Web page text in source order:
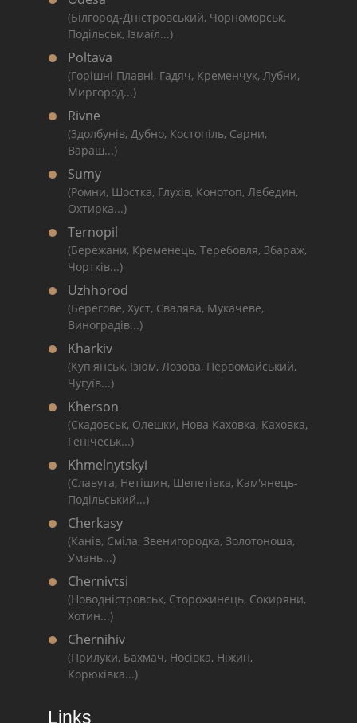
(Білгород-Дністровський, Чорноморськ,
Подільськ, Ізмаїл...)
Poltava
(Горішні Плавні, Гадяч, Кременчук, Лубни,
Миргород...)
Rivne
(Здолбунів, Дубно, Костопіль, Сарни,
Вараш...)
Sumy
(Ромни, Шостка, Глухів, Конотоп, Лебедин,
Охтирка...)
Ternopil
(Бережани, Кременець, Теребовля, Збараж,
Чортків...)
Uzhhorod
(Берегове, Хуст, Свалява, Мукачеве,
Виноградів...)
Kharkiv
(Куп'янськ, Ізюм, Лозова, Первомайський,
Чугуїв...)
Kherson
(Скадовськ, Олешки, Нова Каховка, Каховка,
Генічеськ...)
Khmelnytskyi
(Славута, Нетішин, Шепетівка, Кам'янець-
Подільський...)
Cherkasy
(Канів, Сміла, Звенигородка, Золотоноша,
Умань...)
Chernivtsi
(Новодністровськ, Сторожинець, Сокиряни,
Хотин...)
Chernihiv
(Прилуки, Бахмач, Носівка, Ніжин,
Корюківка...)
Links